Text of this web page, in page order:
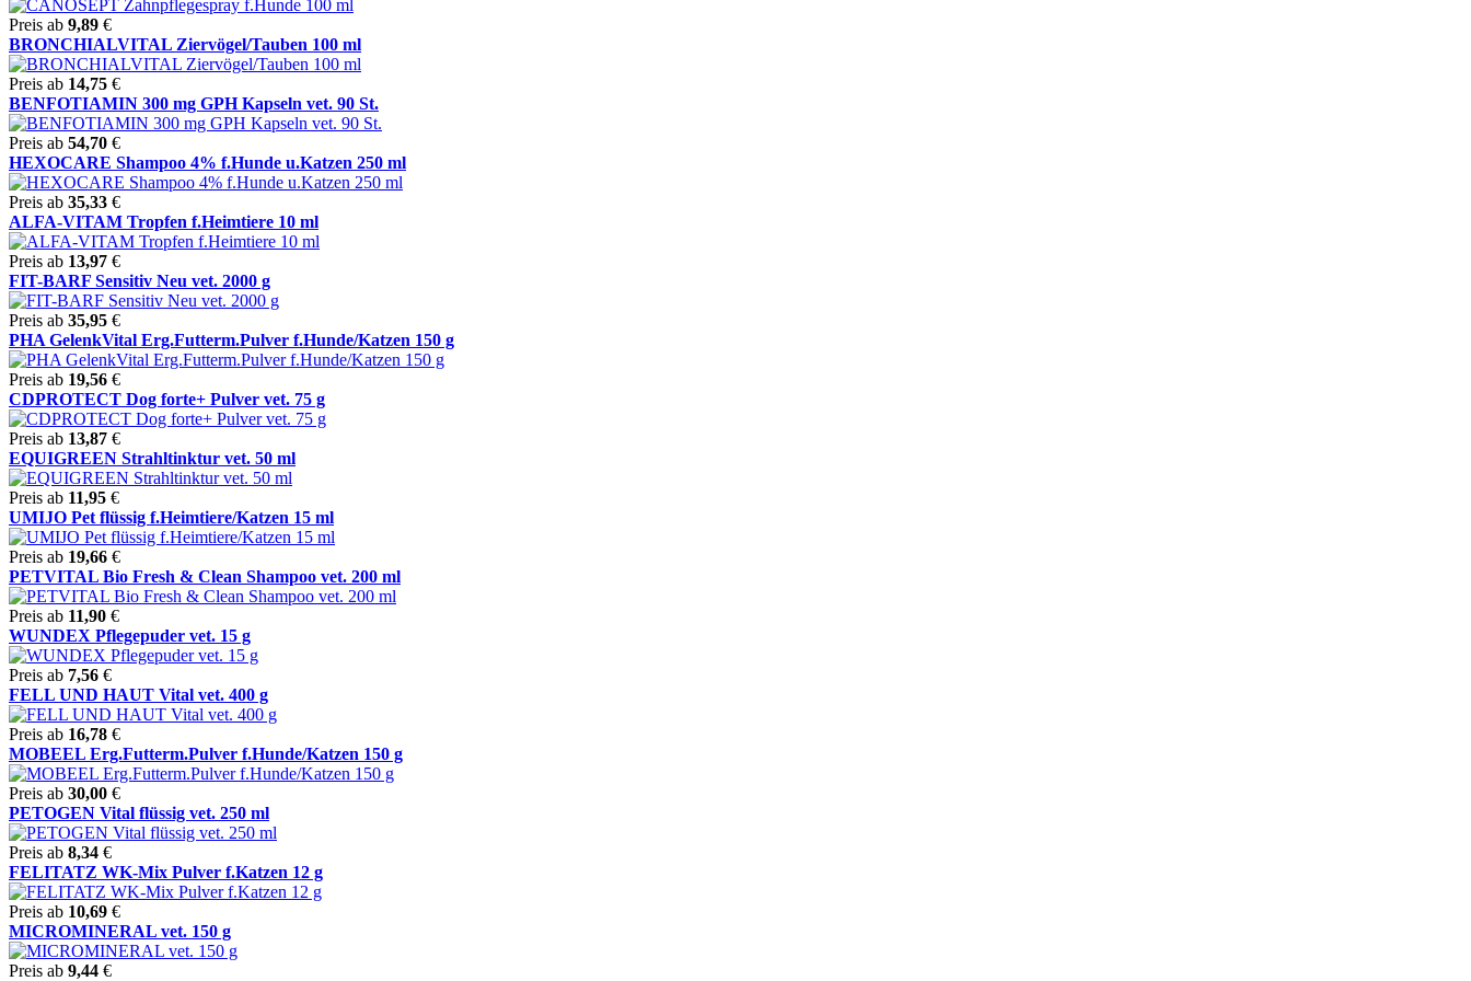
Preis ab 9,89 €
BRONCHIALVITAL Ziervögel/Tauben 100 ml
Preis ab 14,75 €
BENFOTIAMIN 300 mg GPH Kapseln vet. 90 St.
Preis ab 54,70 €
HEXOCARE Shampoo 4% f.Hunde u.Katzen 250 ml
Preis ab 35,33 €
ALFA-VITAM Tropfen f.Heimtiere 10 ml
Preis ab 13,97 €
FIT-BARF Sensitiv Neu vet. 2000 g
Preis ab 35,95 €
PHA GelenkVital Erg.Futterm.Pulver f.Hunde/Katzen 150 g
Preis ab 19,56 €
CDPROTECT Dog forte+ Pulver vet. 75 g
Preis ab 13,87 €
EQUIGREEN Strahltinktur vet. 50 ml
Preis ab 11,95 €
UMIJO Pet flüssig f.Heimtiere/Katzen 15 ml
Preis ab 19,66 €
PETVITAL Bio Fresh & Clean Shampoo vet. 200 ml
Preis ab 11,90 €
WUNDEX Pflegepuder vet. 15 g
Preis ab 7,56 €
FELL UND HAUT Vital vet. 400 g
Preis ab 16,78 €
MOBEEL Erg.Futterm.Pulver f.Hunde/Katzen 150 g
Preis ab 30,00 €
PETOGEN Vital flüssig vet. 250 ml
Preis ab 8,34 €
FELITATZ WK-Mix Pulver f.Katzen 12 g
Preis ab 10,69 €
MICROMINERAL vet. 150 g
Preis ab 9,44 €